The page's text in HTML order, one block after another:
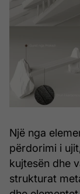
Një nga
përdorimi i
kujtesën dhe
strukturat